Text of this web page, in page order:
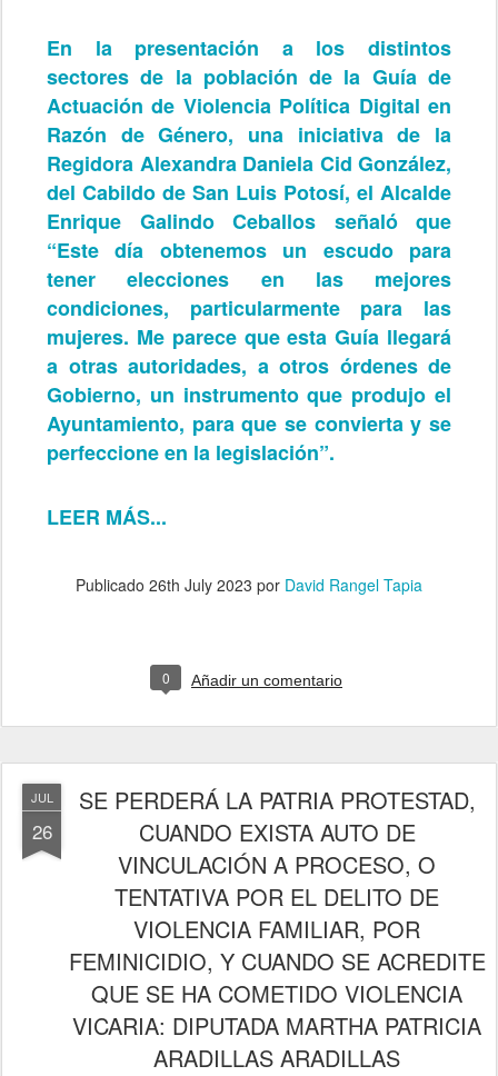
En la presentación a los distintos
sectores de la población de la Guía de
Actuación de Violencia Política Digital en
Razón de Género, una iniciativa de la
Regidora Alexandra Daniela Cid González,
del Cabildo de San Luis Potosí, el Alcalde
Enrique Galindo Ceballos señaló que
“Este día obtenemos un escudo para
tener elecciones en las mejores
condiciones, particularmente para las
mujeres. Me parece que esta Guía llegará
a otras autoridades, a otros órdenes de
Gobierno, un instrumento que produjo el
Ayuntamiento, para que se convierta y se
perfeccione en la legislación”.
LEER MÁS...
Publicado 26th July 2023 por David Rangel Tapia
0 Añadir un comentario
JUL
26
SE PERDERÁ LA PATRIA PROTESTAD,
CUANDO EXISTA AUTO DE
VINCULACIÓN A PROCESO, O
TENTATIVA POR EL DELITO DE
VIOLENCIA FAMILIAR, POR
FEMINICIDIO, Y CUANDO SE ACREDITE
QUE SE HA COMETIDO VIOLENCIA
VICARIA: DIPUTADA MARTHA PATRICIA
ARADILLAS ARADILLAS